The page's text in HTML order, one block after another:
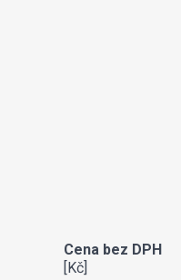
Cena bez DPH
[Kč]